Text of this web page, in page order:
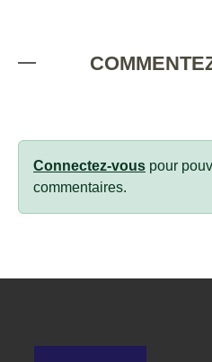
Connectez-vous pour
commentaires.